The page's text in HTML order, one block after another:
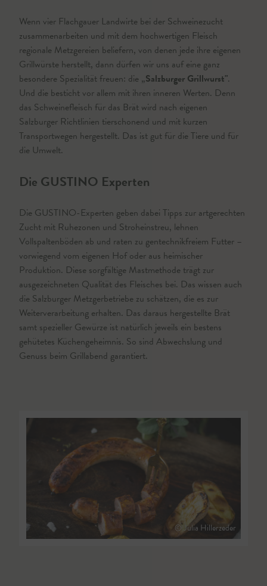
Wenn vier Flachgauer Landwirte bei der Schweinezucht
zusammenarbeiten und mit dem hochwertigen Fleisch
regionale Metzgereien beliefern, von denen jede ihre eigenen
Grillwürste herstellt, dann dürfen wir uns auf eine ganz
besondere Spezialität freuen: die „Salzburger Grillwurst".
Und die besticht vor allem mit ihren inneren Werten. Denn
das Schweinefleisch für das Brät wird nach eigenen
Salzburger Richtlinien tierschonend und mit kurzen
Transportwegen hergestellt. Das ist gut für die Tiere und für
die Umwelt.
Die GUSTINO Experten
Die GUSTINO-Experten geben dabei Tipps zur artgerechten
Zucht mit Ruhezonen und Stroheinstreu, lehnen
Vollspaltenböden ab und raten zu gentechnikfreiem Futter –
vorwiegend vom eigenen Hof oder aus heimischer
Produktion. Diese sorgfältige Mastmethode trägt zur
ausgezeichneten Qualität des Fleisches bei. Das wissen auch
die Salzburger Metzgerbetriebe zu schätzen, die es zur
Weiterverarbeitung erhalten. Das daraus hergestellte Brät
samt spezieller Gewürze ist natürlich jeweils ein bestens
gehütetes Küchengeheimnis. So sind Abwechslung und
Genuss beim Grillabend garantiert.
© Julia Hillerzeder